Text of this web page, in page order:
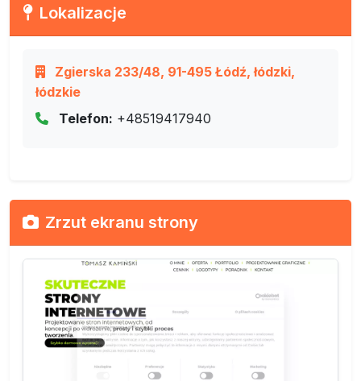
Lokalizacje
Zgierska 233/48, 91-495 Łódź, łódzki,
łódzkie
Telefon: +48519417940
Zrzut ekranu strony